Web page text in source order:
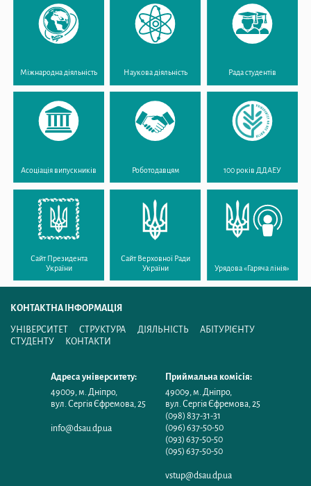
Міжнародна діяльність Наукова діяльність Рада студентів
Асоціація випускників Роботодавцям 100 років ДДАЕУ
Сайт Президента
України
Сайт Верховної Ради
України
Урядова «Гаряча лінія»
КОНТАКТНА ІНФОРМАЦІЯ
УНІВЕРСИТЕТ СТРУКТУРА ДІЯЛЬНІСТЬ
АБІТУРІЄНТУ
СТУДЕНТУ
КОНТАКТИ
Адреса університету:
49009 м. Дніпро,
вул. Сергія Єфремова, 25
info@dsau.dp.ua
Приймальна комісія:
49009 м. Дніпро,
вул. Сергія Єфремова, 25
(098) 837-31-31
(096) 637-50-50
(093) 637-50-50
(095) 637-50-50
vstup@dsau.dp.ua